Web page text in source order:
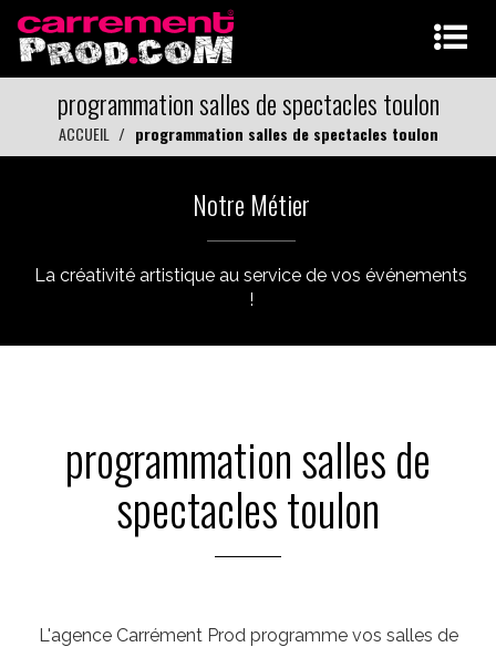
programmation salles de spectacles toulon
ACCUEIL programmation salles de spectacles toulon
Notre Métier
La créativité artistique au service de vos événements
!
programmation salles de
spectacles toulon
L'agence Carrément Prod programme vos salles de